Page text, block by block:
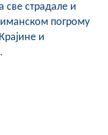
страдале и
погрому
и